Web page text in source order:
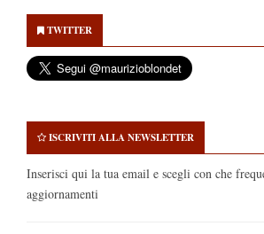
Sidebar
TWITTER
ISCRIVITI ALLA NEWSLETTER
Inserisci qui la tua email e scegli con che
aggiornamenti